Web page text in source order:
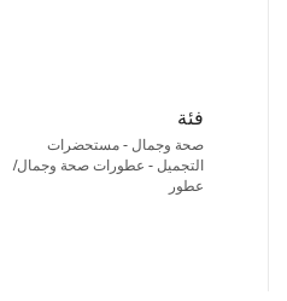
فئة
صحة وجمال - مستحضرات
التجميل - عطورات صحة وجمال/
عطور